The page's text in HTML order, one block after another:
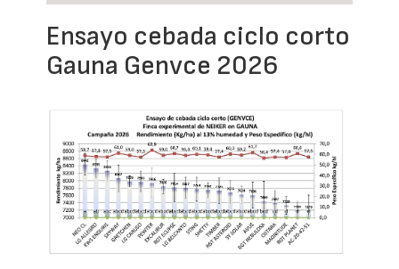
Ensayo cebada ciclo corto
Gauna Genvce 2026